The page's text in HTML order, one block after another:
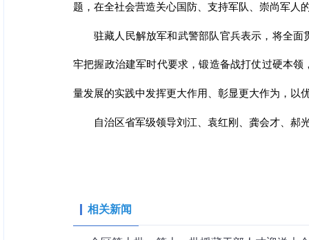
题，在全社会营造关心国防、支持军队、崇尚军人
驻藏人民解放军和武警部队官兵表示，将全
牢把握政治建军时代要求，锻造备战打仗过硬本
量发展的实践中发挥更大作用、彰显更大作为，以
自治区省军级领导刘江、袁红刚、龚会才、郝
相关新闻